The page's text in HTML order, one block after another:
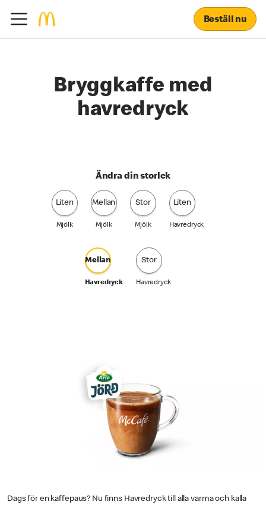
Beställ nu
Bryggkaffe med
havredryck
Ändra din storlek
Liten
Mjölk
Mellan
Mjölk
Stor
Mjölk
Liten
Havredryck
Mellan
Havredryck
Stor
Havredryck
Dags för en kaffepaus? Nu finns Havredryck till alla varma och kalla